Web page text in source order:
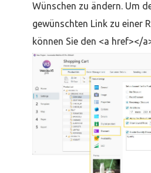
Wünschen zu ändern. Um
gewünschten Link zu einer
können Sie den <a href></